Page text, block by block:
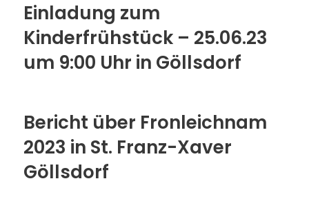
Einladung zum
Kinderfrühstück – 25.06.23
um 9:00 Uhr in Göllsdorf
Bericht über Fronleichnam
2023 in St. Franz-Xaver
Göllsdorf